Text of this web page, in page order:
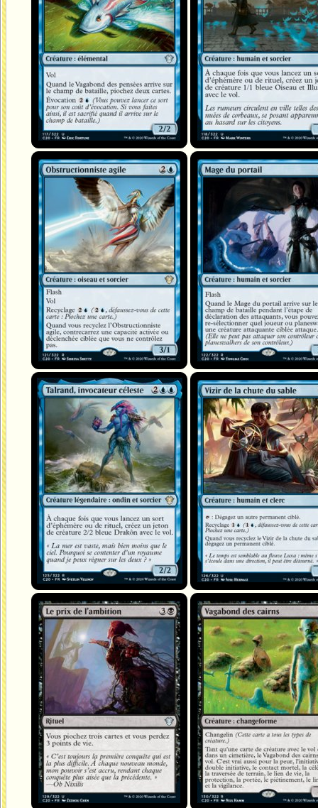
Obstructionniste agile Mage du portail
Talrand, invocateur céleste Vizir de la chute du sable
Le prix de l'ambition Vagabond des cairns